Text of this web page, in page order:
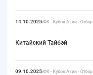
14.10.2025АФК - Кубок Азии - Отбор
Китайский Тайбэй
09.10.2025АФК - Кубок Азии - Отбор